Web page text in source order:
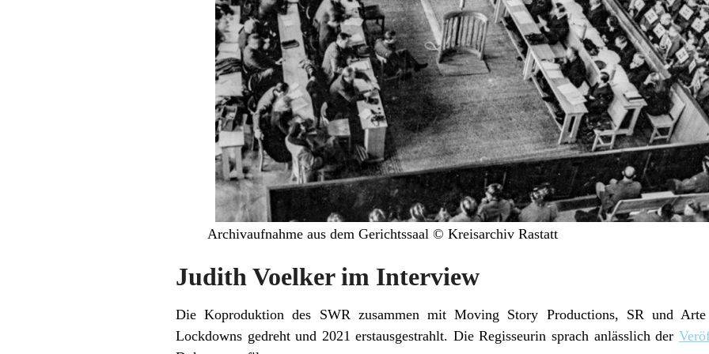
Archivaufnahme aus dem Gerichtssaal © Kreisarchiv Rastatt
Judith Voelker im Interview
Die Koproduktion des SWR zusammen mit Moving Story Productions, SR und
Lockdowns gedreht und 2021 erstausgestrahlt. Die Regisseurin sprach anlässlich der